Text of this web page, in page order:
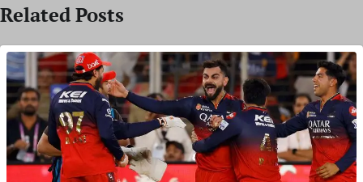
Related Posts